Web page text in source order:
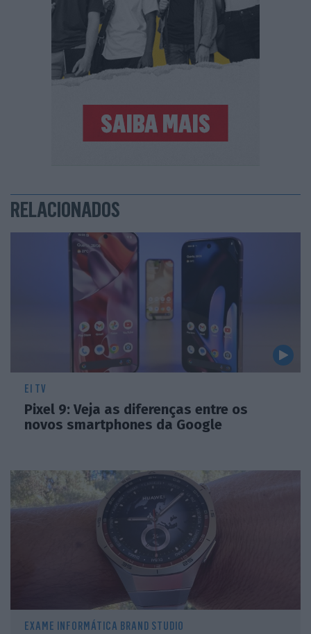
RELACIONADOS
EI TV
Pixel 9: Veja as diferenças entre os
novos smartphones da Google
EXAME INFORMÁTICA BRAND STUDIO